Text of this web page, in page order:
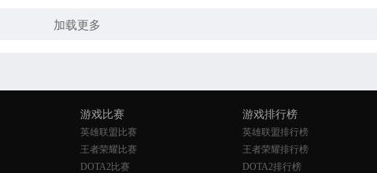
加载更多
游戏比赛
英雄联盟比赛
王者荣耀比赛
DOTA2比赛
游戏排行榜
英雄联盟排行榜
王者荣耀排行榜
DOTA2排行榜